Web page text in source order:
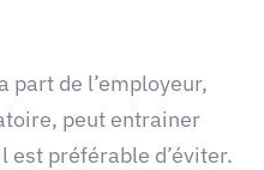
part de l’employeur,
peut entrainer
est préférable d’éviter.